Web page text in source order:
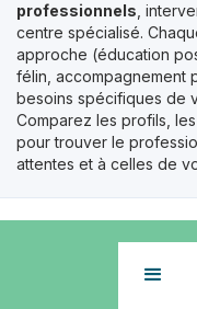
professionnels ,
centre spécialisé.
approche (éducation
félin, accompagnement
besoins spécifiques de
Comparez les profils,
pour trouver le
attentes et à celles de